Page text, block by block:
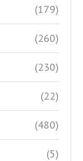
(179)
(260)
(230)
(22)
(480)
(5)